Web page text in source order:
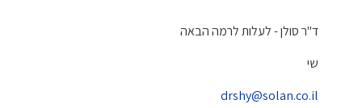
ד"ר סולן - לעלות לרמה הבאה
שי
drshy@solan.co.il